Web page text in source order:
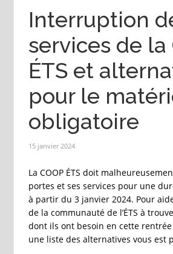
Interruption
services de la
ÉTS et
pour le
obligatoire
15 janvier 2024
La COOP ÉTS doit
portes et ses services pour une
à partir du 3 janvier 2024. Pour
de la communauté de l’ÉTS à
dont ils ont besoin en cette rentrée
une liste des alternatives vous est